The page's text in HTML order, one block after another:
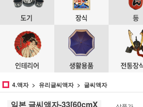
4.액자 유리글씨액자 글씨액자
일본 글씨액자-33[60cmX